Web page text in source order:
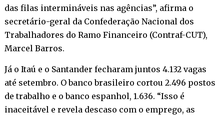
das filas intermináveis nas agências”, afirma o
secretário-geral da Confederação Nacional dos
Trabalhadores do Ramo Financeiro (Contraf-CUT),
Marcel Barros.
Já o Itaú e o Santander fecharam juntos 4.132 vagas
até setembro. O banco brasileiro cortou 2.496 postos
de trabalho e o banco espanhol, 1.636. “Isso é
inaceitável e revela descaso com o emprego, as